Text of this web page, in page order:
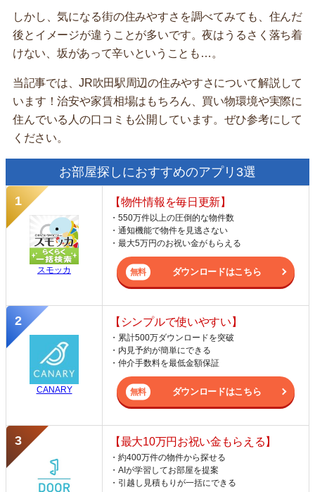
しかし、気になる街の住みやすさを調べてみても、住んだ
後とイメージが違うことが多いです。夜はうるさく落ち着
けない、坂があって辛いということも…。
当記事では、JR吹田駅周辺の住みやすさについて解説して
います！治安や家賃相場はもちろん、買い物環境や実際に
住んでいる人の口コミも公開しています。ぜひ参考にして
ください。
お部屋探しにおすすめのアプリ3選
スモッカ
【物件情報を毎日更新】
・550万件以上の圧倒的な物件数
・通知機能で物件を見逃さない
・最大5万円のお祝い金がもらえる
ダウンロードはこちら
CANARY
【シンプルで使いやすい】
・累計500万ダウンロードを突破
・内見予約が簡単にできる
・仲介手数料を最低金額保証
ダウンロードはこちら
【最大10万円お祝い金もらえる】
・約400万件の物件から探せる
・AIが学習してお部屋を提案
・引越し見積もりが一括にできる